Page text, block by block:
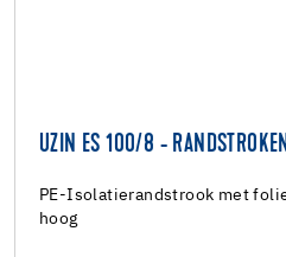
UZIN ES 100/8 -
PE-Isolatierandstrook met
hoog